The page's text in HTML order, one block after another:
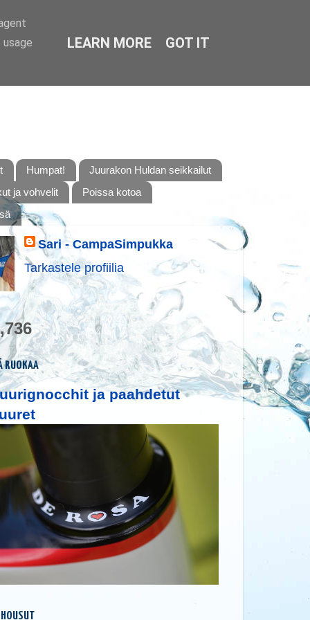
Humpat!
Juurakon Huldan seikkailut
ja vohvelit
Poissa kotoa
Sari - CampaSimpukka
Tarkastele profiilia
RUOKAA
ja paahdetut
LEARN MORE GOT IT